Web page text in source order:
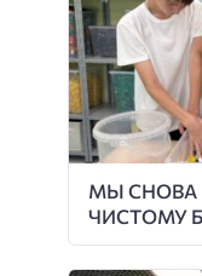
МЫ СНОВА
ЧИСТОМУ